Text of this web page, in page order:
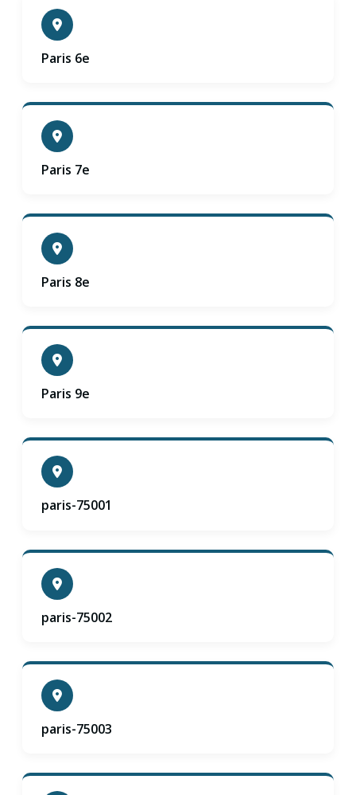
Paris 6e
Paris 7e
Paris 8e
Paris 9e
paris-75001
paris-75002
paris-75003